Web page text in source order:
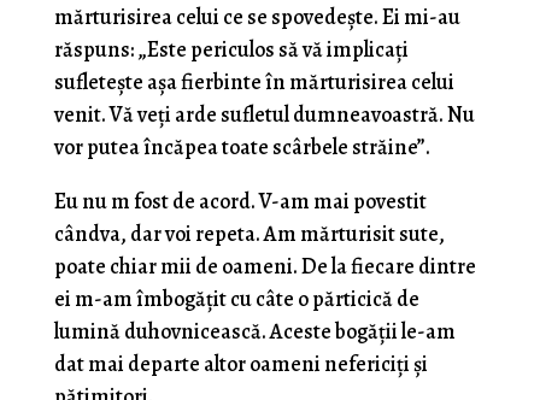
mărturisirea celui ce se spovedește. Ei mi-au
răspuns: „Este periculos să vă implicați
sufletește așa fierbinte în mărturisirea celui
venit. Vă veți arde sufletul dumneavoastră. Nu
vor putea încăpea toate scârbele străine”.
Eu nu m fost de acord. V-am mai povestit
cândva, dar voi repeta. Am mărturisit sute,
poate chiar mii de oameni. De la fiecare dintre
ei m-am îmbogățit cu câte o părticică de
lumină duhovnicească. Aceste bogății le-am
dat mai departe altor oameni nefericiți și